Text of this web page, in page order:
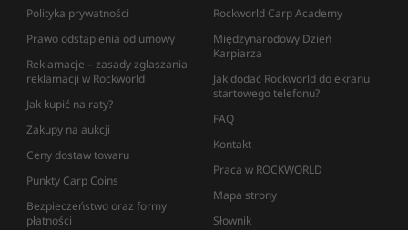
Polityka prywatności
Prawo odstąpienia od umowy
Reklamacje – zasady zgłaszania
reklamacji w Rockworld
Jak kupić na raty?
Zakupy na aukcji
Ceny dostaw towaru
Punkty Carp Coins
Bezpieczeństwo oraz formy
płatności
Rockworld Carp Academy
Międzynarodowy Dzień
Karpiarza
Jak dodać Rockworld do ekranu
startowego telefonu?
FAQ
Kontakt
Praca w ROCKWORLD
Mapa strony
Słownik